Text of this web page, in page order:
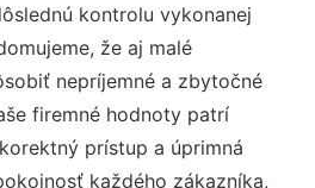
kontrolu vykonanej
že aj malé
nepríjemné a zbytočné
firemné hodnoty patrí
prístup a úprimná
každého zákazníka,